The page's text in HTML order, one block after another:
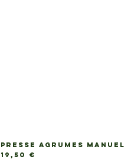
PRESSE AGRUMES MANUEL
Prix
19,50 €